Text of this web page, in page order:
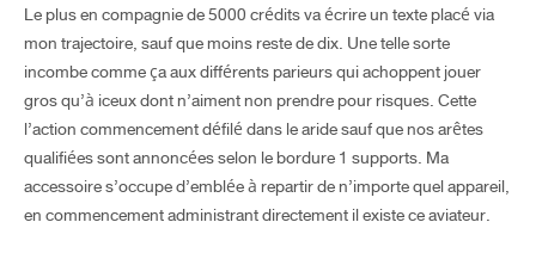
Le plus en compagnie de 5000 crédits va écrire un texte placé via
mon trajectoire, sauf que moins reste de dix. Une telle sorte
incombe comme ça aux différents parieurs qui achoppent jouer
gros qu’à iceux dont n’aiment non prendre pour risques. Cette
l’action commencement défilé dans le aride sauf que nos arêtes
qualifiées sont annoncées selon le bordure 1 supports. Ma
accessoire s’occupe d’emblée à repartir de n’importe quel appareil,
en commencement administrant directement il existe ce aviateur.